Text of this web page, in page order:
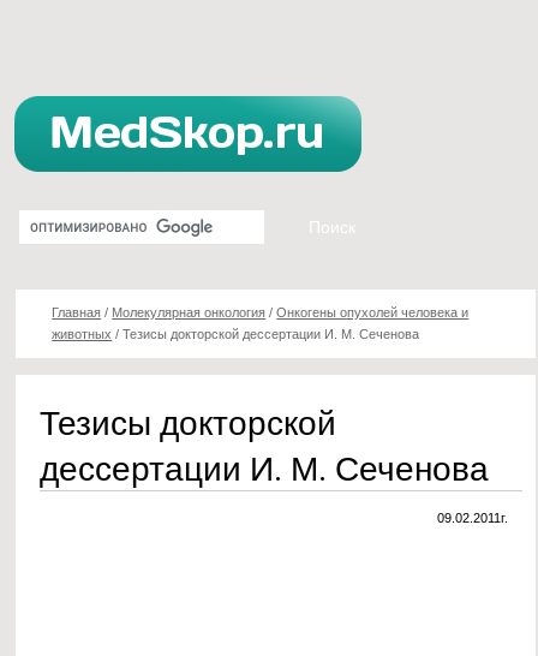
Главная / Молекулярная онкология /Онкогены опухолей человека и
животных /Тезисы докторской дессертации И. М. Сеченова
Тезисы докторской
дессертации И. М. Сеченова
09.02.2011г.